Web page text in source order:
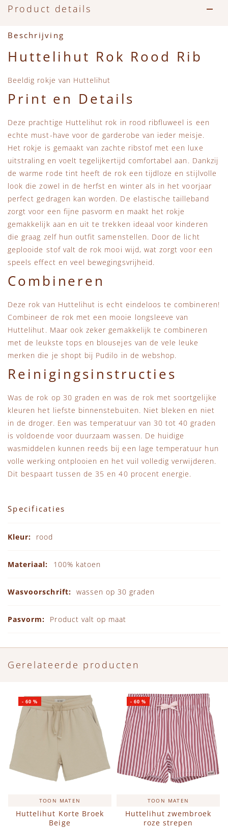
Accessoires
Zwemkleding
Zwemkleding
Feestkleding
Speelgoed
Beren, Speendoekjes en Knuffeldoekjes
Tassen
Verzorgingsproducten
MarMar Copenhagen
Mini Rodini
+1 in the family
New Balance
Play Up
Sproet & Sprout
Tiny Cottons
Product details
Beschrijving
Huttelihut Rok Rood Rib
Beeldig rokje van Huttelihut
Print en Details
Deze prachtige Huttelihut rok in rood ribfluweel is een
echte must-have voor de garderobe van ieder meisje.
Het rokje is gemaakt van zachte ribstof met een luxe
uitstraling en voelt tegelijkertijd comfortabel aan. Dankzij
de warme rode tint heeft de rok een tijdloze en stijlvolle
look die zowel in de herfst en winter als in het voorjaar
perfect gedragen kan worden. De elastische tailleband
zorgt voor een fijne pasvorm en maakt het rokje
gemakkelijk aan en uit te trekken ideaal voor kinderen
die graag zelf hun outfit samenstellen. Door de licht
geplooide stof valt de rok mooi wijd, wat zorgt voor een
speels effect en veel bewegingsvrijheid.
Combineren
Deze rok van Huttelihut is echt eindeloos te combineren!
Combineer de rok met een mooie longsleeve van
Huttelihut. Maar ook zeker gemakkelijk te combineren
met de leukste tops en blousejes van de vele leuke
merken die je shopt bij Pudilo in de webshop.
Reinigingsinstructies
Was de rok op 30 graden en was de rok met soortgelijke
kleuren het liefste binnenstebuiten. Niet bleken en niet
in de droger. Een was temperatuur van 30 tot 40 graden
is voldoende voor duurzaam wassen. De huidige
wasmiddelen kunnen reeds bij een lage temperatuur hun
volle werking ontplooien en het vuil volledig verwijderen.
Dit bespaart tussen de 35 en 40 procent energie.
Specificaties
rood
100% katoen
wassen op 30 graden
Product valt op maat
Gerelateerde producten
TOON MATEN
Huttelihut Korte Broek
Beige
-60 %
TOON MATEN
Huttelihut zwembroek
roze strepen
-60 %